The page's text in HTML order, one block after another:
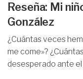
Reseña: Mi
González
¿Cuántas veces
me come»?
desesperado ante el